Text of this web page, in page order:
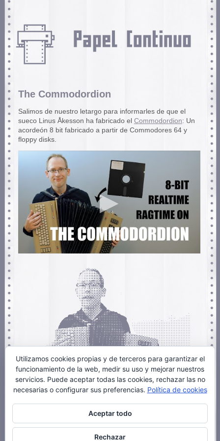
The Commodordion
Salimos de nuestro letargo para informarles de que el
sueco Linus Åkesson ha fabricado el Commodordion: Un
acordeón 8 bit fabricado a partir de Commodores 64 y
floppy disks.
Utilizamos cookies propias y de terceros para garantizar el
funcionamiento de la web, medir su uso y mejorar nuestros
servicios. Puede aceptar todas las cookies, rechazar las no
necesarias o configurar sus preferencias. Política de cookies
Aceptar todo
Rechazar